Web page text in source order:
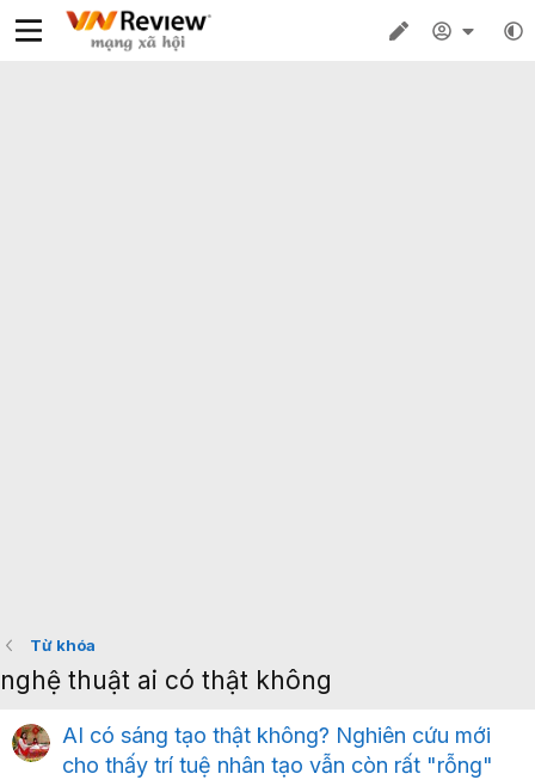
Từ khóa
nghệ thuật ai có thật không
AI có sáng tạo thật không? Nghiên cứu mới
cho thấy trí tuệ nhân tạo vẫn còn rất "rỗng"